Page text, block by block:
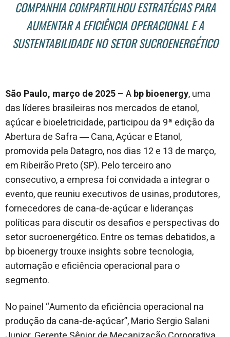
COMPANHIA COMPARTILHOU ESTRATÉGIAS PARA
AUMENTAR A EFICIÊNCIA OPERACIONAL E A
SUSTENTABILIDADE NO SETOR SUCROENERGÉTICO
São Paulo, março de 2025– Abp bioenergy, uma
das líderes brasileiras nos mercados de etanol,
açúcar e bioeletricidade, participou da 9ª edição da
Abertura de Safra ― Cana, Açúcar e Etanol,
promovida pela Datagro, nos dias 12 e 13 de março,
em Ribeirão Preto (SP). Pelo terceiro ano
consecutivo, a empresa foi convidada a integrar o
evento, que reuniu executivos de usinas, produtores,
fornecedores de cana-de-açúcar e lideranças
políticas para discutir os desafios e perspectivas do
setor sucroenergético. Entre os temas debatidos, a
bp bioenergy trouxe insights sobre tecnologia,
automação e eficiência operacional para o
segmento.
No painel “Aumento da eficiência operacional na
produção da cana-de-açúcar”, Mario Sergio Salani